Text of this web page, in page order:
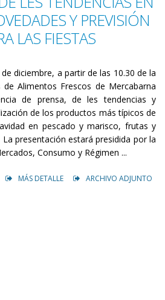
Y PREVISIÓN
LAS FIESTAS
diciembre, a partir de las 10.30 de la
Alimentos Frescos de Mercabarna
de prensa, de les tendencias y
de los productos más típicos de
en pescado y marisco, frutas y
presentación estará presidida por la
Consumo y Régimen ...
MÁS DETALLE ARCHIVO ADJUNTO